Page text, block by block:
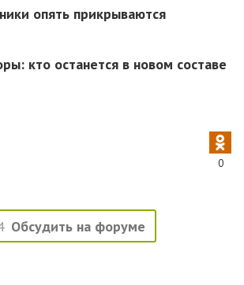
опять прикрываются
кто останется в новом составе
0
Обсудить на форуме